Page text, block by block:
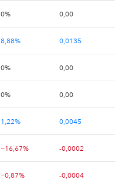
0% 0,00
8,88% 0,0135
0% 0,00
0% 0,00
1,22% 0,0045
−16,67% -0,0002
−0,87% -0,0004